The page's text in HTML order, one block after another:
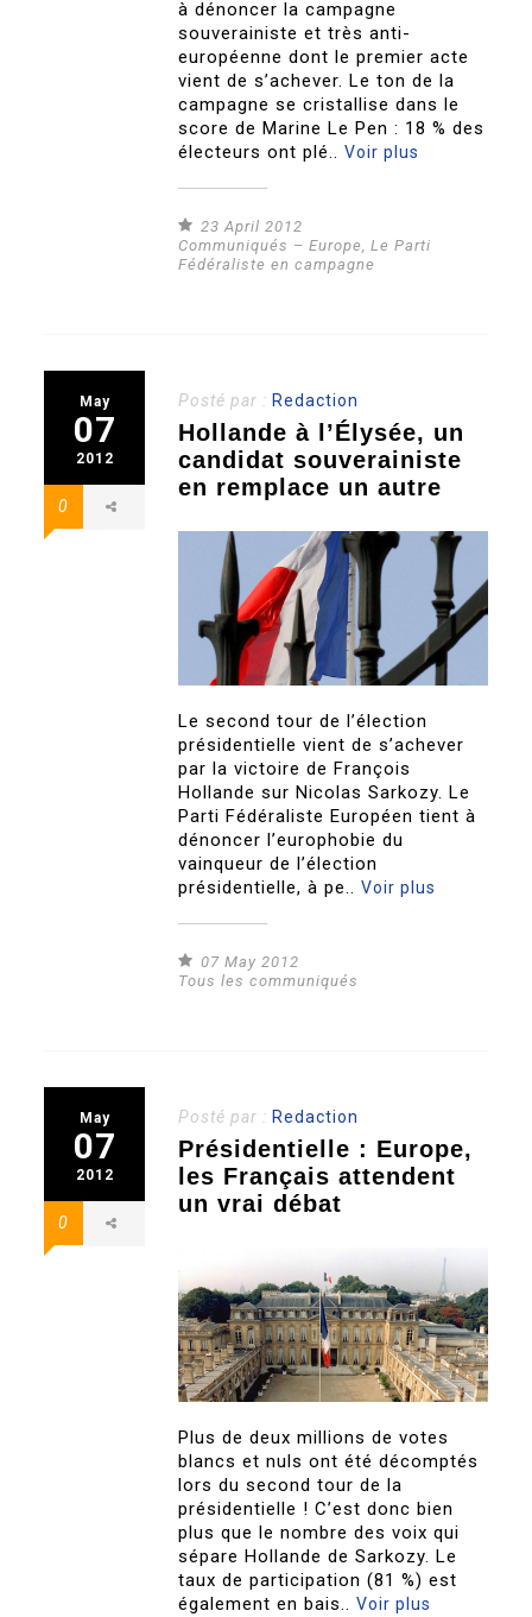
à dénoncer la campagne
souverainiste et très anti-
européenne dont le premier acte
vient de s’achever. Le ton de la
campagne se cristallise dans le
score de Marine Le Pen : 18 % des
électeurs ont plé..Voir plus
23 April 2012
Communiqués – Europe,Le Parti
Fédéraliste en campagne
May
07
2012
0
Posté par : Redaction
Hollande à l’Élysée, un
candidat souverainiste
en remplace un autre
Le second tour de l’élection
présidentielle vient de s’achever
par la victoire de François
Hollande sur Nicolas Sarkozy. Le
Parti Fédéraliste Européen tient à
dénoncer l’europhobie du
vainqueur de l’élection
présidentielle, à pe..Voir plus
07 May 2012
Tous les communiqués
May
07
2012
0
Posté par : Redaction
Présidentielle : Europe,
les Français attendent
un vrai débat
Plus de deux millions de votes
blancs et nuls ont été décomptés
lors du second tour de la
présidentielle ! C’est donc bien
plus que le nombre des voix qui
sépare Hollande de Sarkozy. Le
taux de participation (81 %) est
également en bais..Voir plus